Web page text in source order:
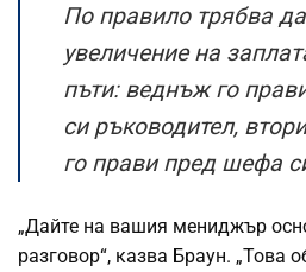
По правило трябва
увеличение на
пъти: веднъж го
си ръководител,
го прави пред шефа
„Дайте на вашия мениджър
разговор“, казва Браун. „Това